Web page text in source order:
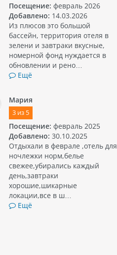
Посещение: февраль 2026
Добавлено: 14.03.2026
Из плюсов это большой
бассейн, территория отеля в
зелени и завтраки вкусные,
номерной фонд нуждается в
обновлении и рено…
Ещё
Мария
3из 5
Посещение: февраль 2025
Добавлено: 30.10.2025
Отдыхали в феврале ,отель для
ночлежки норм,белье
свежее,убирались каждый
день,завтраки
хорошие,шикарные
локации,все в ш…
Ещё